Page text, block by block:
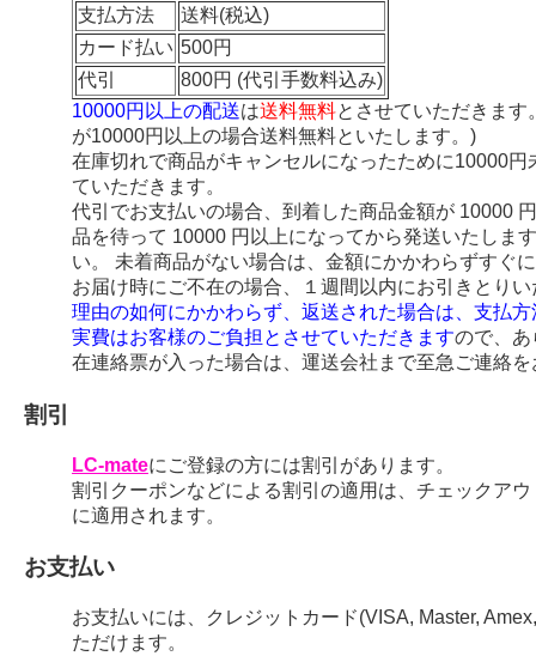
支払方法
送料(税込)
カード払い 500円
代引
800円 (代引手数料込み)
10000円以上の配送は送料無料とさせていただきま
が10000円以上の場合送料無料といたします。)
在庫切れで商品がキャンセルになったために10000
ていただきます。
代引でお支払いの場合、到着した商品金額が 10000
品を待って 10000 円以上になってから発送いたしま
い。 未着商品がない場合は、金額にかかわらずすぐ
お届け時にご不在の場合、１週間以内にお引きとり
理由の如何にかかわらず、返送された場合は、支払
実費はお客様のご負担とさせていただきますので、あ
在連絡票が入った場合は、運送会社まで至急ご連絡
割引
LC-mateにご登録の方には割引があります。
割引クーポンなどによる割引の適用は、チェックア
に適用されます。
お支払い
お支払いには、クレジットカード(VISA, Master,
ただけます。